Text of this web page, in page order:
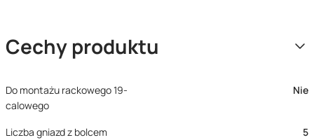
Cechy produktu
Do montażu rackowego 19-
calowego
Nie
Liczba gniazd z bolcem
5